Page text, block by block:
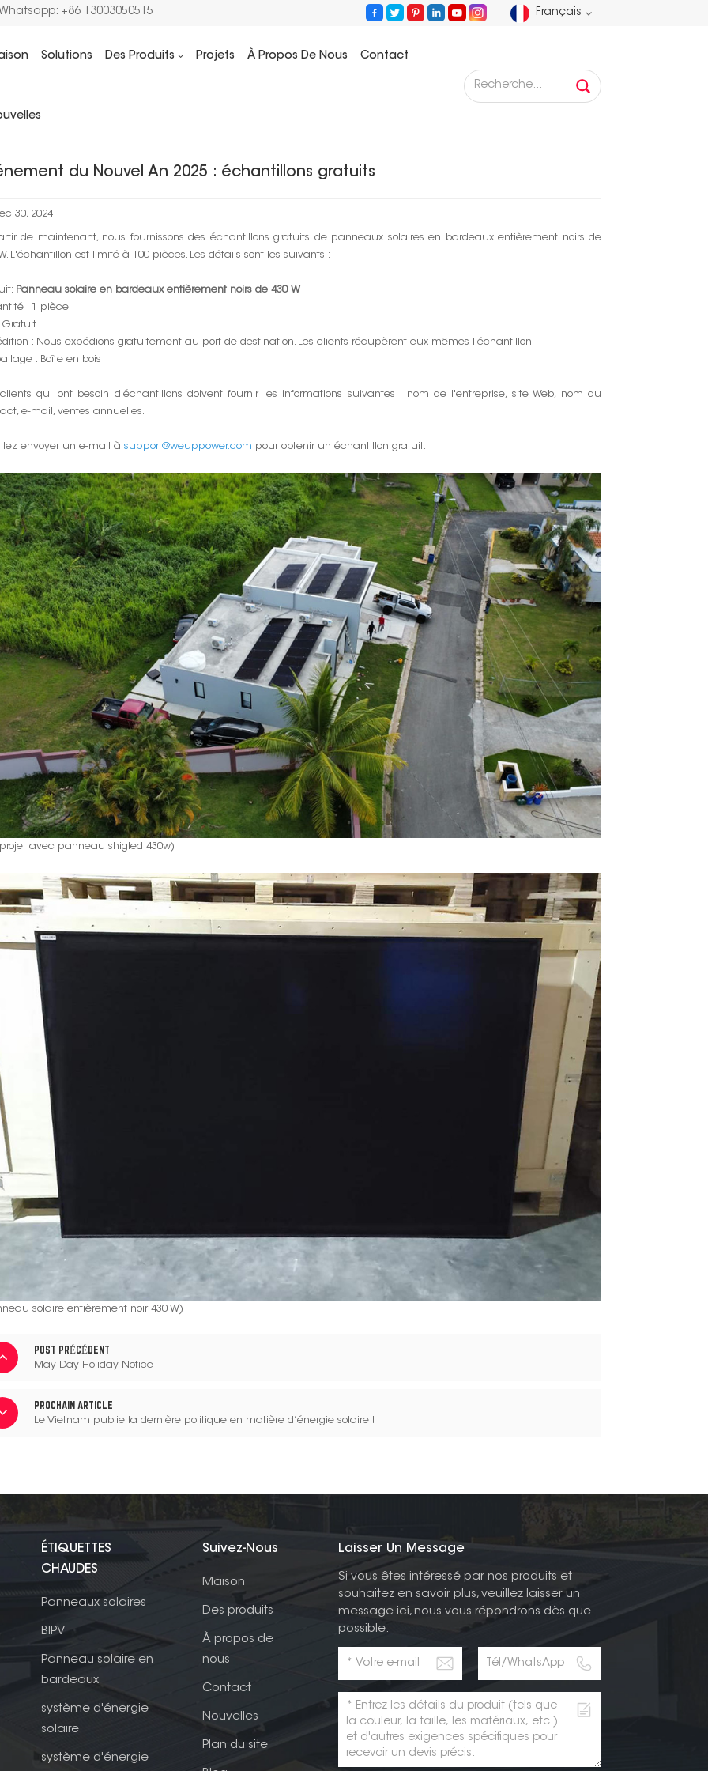
+86 13003050515 Français
English
Español
日语
Solutions Des Produits Projets À Propos De Nous Contact
Événement du Nouvel An 2025 : échantillons gratuits
du Nouvel An 2025 : échantillons gratuits
30, 2024
de maintenant, nous fournissons des échantillons gratuits de panneaux solaires en bardeaux entièrement noirs de
L'échantillon est limité à 100 pièces. Les détails sont les suivants :
Panneau solaire en bardeaux entièrement noirs de 430 W
: 1 pièce
Gratuit
: Nous expédions gratuitement au port de destination. Les clients récupèrent eux-mêmes l'échantillon.
: Boîte en bois
qui ont besoin d'échantillons doivent fournir les informations suivantes : nom de l'entreprise, site Web, nom du
e-mail, ventes annuelles.
envoyer un e-mail àsupport@weuppower.com pour obtenir un échantillon gratuit.
avec panneau shigled 430w)
solaire entièrement noir 430 W)
POST PRÉCÉDENT
May Day Holiday Notice
PROCHAIN ARTICLE
Le Vietnam publie la dernière politique en matière d’énergie solaire !
ÉTIQUETTES
CHAUDES
Panneaux solaires
BIPV
Panneau solaire en
bardeaux
système d'énergie
solaire
système d'énergie
Suivez-Nous
Maison
Des produits
À propos de
nous
Contact
Nouvelles
Plan du site
Laisser Un Message
Si vous êtes intéressé par nos produits et
souhaitez en savoir plus, veuillez laisser un
message ici, nous vous répondrons dès que
possible.